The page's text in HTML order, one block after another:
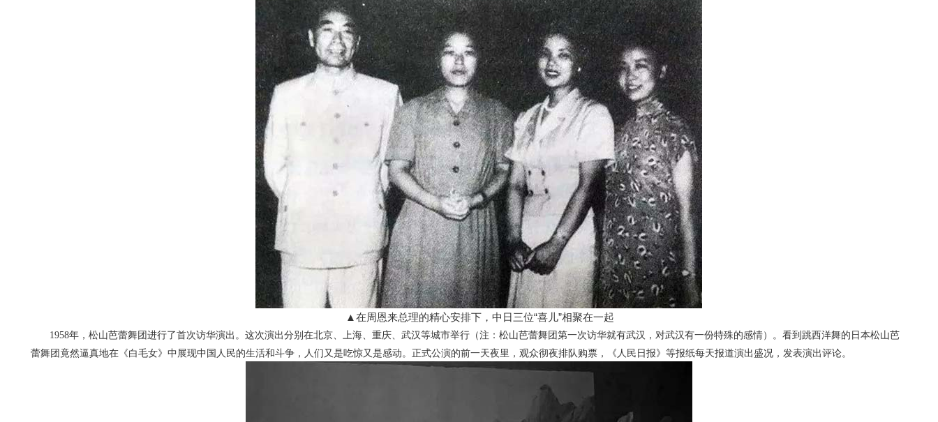
▲在周恩来总理的精心安排下，中日三位“喜儿”相聚在一起
1958年，松山芭蕾舞团进行了首次访华演出。这次演出分别在北京、上海、重庆、武汉等城市举行（注：松山芭蕾舞团第一次访华就有武汉，对武汉有一份特殊的感情）。看到跳西洋舞的日本松山芭
蕾舞团竟然逼真地在《白毛女》中展现中国人民的生活和斗争，人们又是吃惊又是感动。正式公演的前一天夜里，观众彻夜排队购票，《人民日报》等报纸每天报道演出盛况，发表演出评论。